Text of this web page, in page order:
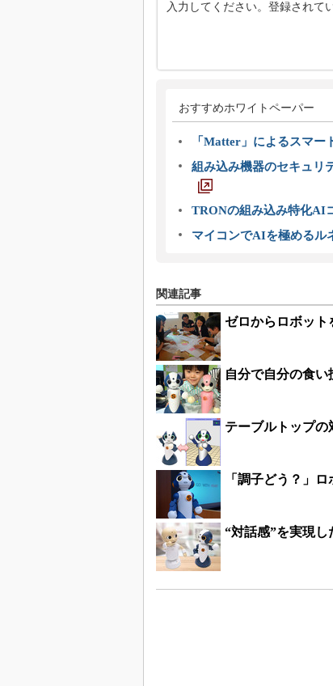
入力してください。登録されて
おすすめホワイトペーパー
「Matter」によるスマー
組み込み機器のセキュリ
TRONの組み込み特化AI
マイコンでAIを極めるル
関連記事
ゼロからロボット
自分で自分の食い
テーブルトップの
「調子どう？」
“対話感”を実現